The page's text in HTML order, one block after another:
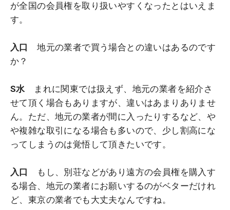
が全国の会員権を取り扱いやすくなったとはいえま
す。
入口
地元の業者で買う場合との違いはあるのです
か？
S水 まれに関東では扱えず、地元の業者を紹介さ
せて頂く場合もありますが、違いはあまりありませ
ん。ただ、地元の業者が間に入ったりするなど、や
や複雑な取引になる場合も多いので、少し割高にな
ってしまうのは覚悟して頂きたいです。
入口
もし、別荘などがあり遠方の会員権を購入す
る場合、地元の業者にお願いするのがベターだけれ
ど、東京の業者でも大丈夫なんですね。